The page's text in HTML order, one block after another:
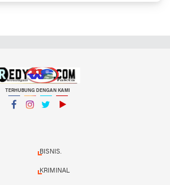
TERHUBUNG DENGAN KAMI
BISNIS.
KRIMINAL